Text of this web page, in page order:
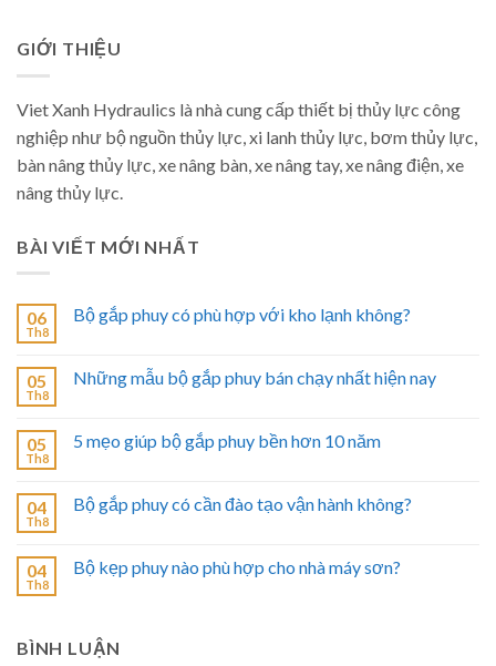
GIỚI THIỆU
Viet Xanh Hydraulics là nhà cung cấp thiết bị thủy lực công
nghiệp như bộ nguồn thủy lực, xi lanh thủy lực, bơm thủy lực,
bàn nâng thủy lực, xe nâng bàn, xe nâng tay, xe nâng điện, xe
nâng thủy lực.
BÀI VIẾT MỚI NHẤT
06
Th8
Bộ gắp phuy có phù hợp với kho lạnh không?
05
Th8
Những mẫu bộ gắp phuy bán chạy nhất hiện nay
05
Th8
5 mẹo giúp bộ gắp phuy bền hơn 10 năm
04
Th8
Bộ gắp phuy có cần đào tạo vận hành không?
04
Th8
Bộ kẹp phuy nào phù hợp cho nhà máy sơn?
BÌNH LUẬN